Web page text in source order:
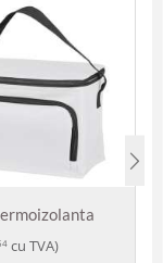
cu TVA)